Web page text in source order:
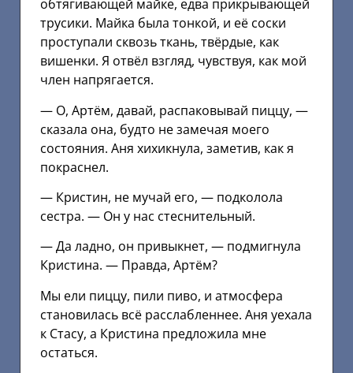
обтягивающей майке, едва прикрывающей
трусики. Майка была тонкой, и её соски
проступали сквозь ткань, твёрдые, как
вишенки. Я отвёл взгляд, чувствуя, как мой
член напрягается.
— О, Артём, давай, распаковывай пиццу, —
сказала она, будто не замечая моего
состояния. Аня хихикнула, заметив, как я
покраснел.
— Кристин, не мучай его, — подколола
сестра. — Он у нас стеснительный.
— Да ладно, он привыкнет, — подмигнула
Кристина. — Правда, Артём?
Мы ели пиццу, пили пиво, и атмосфера
становилась всё расслабленнее. Аня уехала
к Стасу, а Кристина предложила мне
остаться.